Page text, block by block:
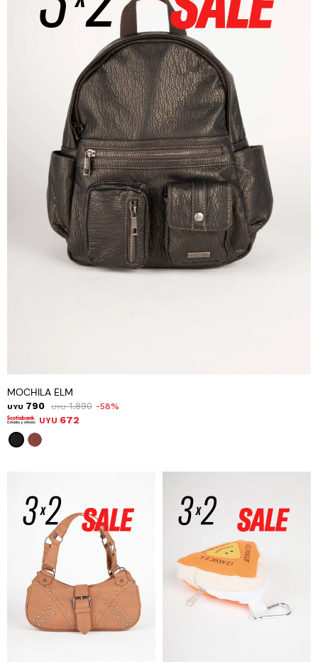
MOCHILA ELM
UYU 790 UYU 1.890 58
UYU 672